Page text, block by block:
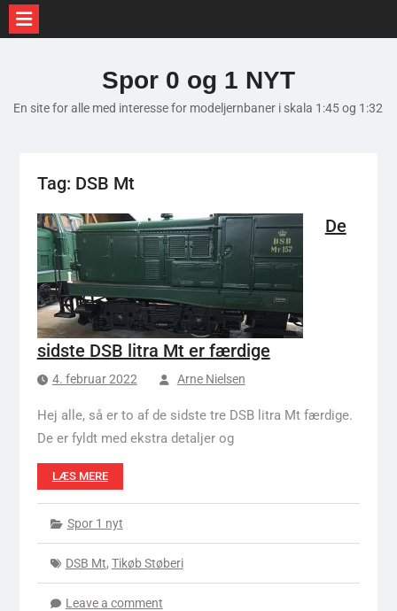
Spor 0 og 1 NYT
En site for alle med interesse for modeljernbaner i skala 1:45 og 1:32
Tag: DSB Mt
De
sidste DSB litra Mt er færdige
4. februar 2022 Arne Nielsen
Hej alle, så er to af de sidste tre DSB litra Mt færdige.
De er fyldt med ekstra detaljer og
LÆS MERE
Spor 1 nyt
DSB Mt, Tikøb Støberi
Leave a comment